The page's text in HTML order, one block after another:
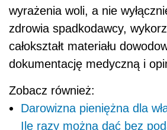
wyrażenia woli, a nie
zdrowia spadkodawcy,
całokształt materiału
dokumentację medyczną i
Zobacz również:
Darowizna pieniężna dla
Ile razy można dać bez